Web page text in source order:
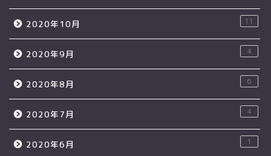
2020年10月 11
2020年9月 4
2020年8月 6
2020年7月 4
2020年6月 1